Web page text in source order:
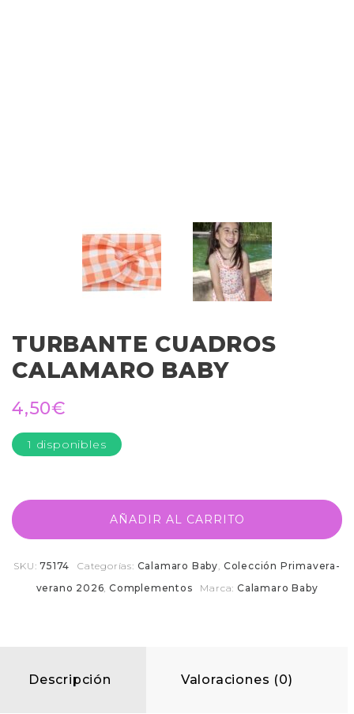
TURBANTE CUADROS
CALAMARO BABY
4,50€
1 disponibles
AÑADIR AL CARRITO
SKU:75174 Categorías: Calamaro Baby Colección Primavera-
verano 2026 Complementos Marca:Calamaro Baby
Descripción Valoraciones (0)